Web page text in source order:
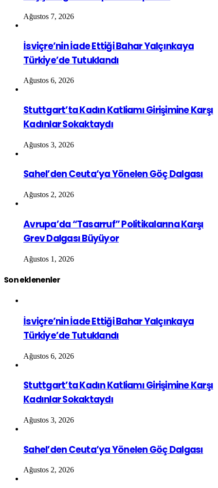
Ağustos 7, 2026
İsviçre’nin İade Ettiği Bahar Yalçınkaya
Türkiye’de Tutuklandı
Ağustos 6, 2026
Stuttgart’ta Kadın Katliamı Girişimine Karşı
Kadınlar Sokaktaydı
Ağustos 3, 2026
Sahel’den Ceuta’ya Yönelen Göç Dalgası
Ağustos 2, 2026
Avrupa’da “Tasarruf” Politikalarına Karşı
Grev Dalgası Büyüyor
Ağustos 1, 2026
Son eklenenler
İsviçre’nin İade Ettiği Bahar Yalçınkaya
Türkiye’de Tutuklandı
Ağustos 6, 2026
Stuttgart’ta Kadın Katliamı Girişimine Karşı
Kadınlar Sokaktaydı
Ağustos 3, 2026
Sahel’den Ceuta’ya Yönelen Göç Dalgası
Ağustos 2, 2026